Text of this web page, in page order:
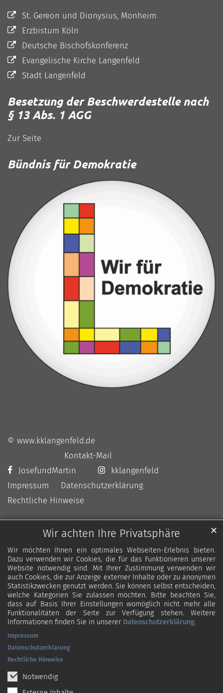
Wir achten Ihre Privatsphäre
Wir möchten Ihnen ein optimales Webseiten-Erlebnis bieten.
Dazu verwenden wir Cookies, die für das Funktionieren unserer
Website notwendig sind. Mit Ihrer Zustimmung verwenden wir
auch Cookies, die zur Anzeige externer Inhalte oder zu anonymen
Statistikzwecken genutzt werden. Sie können selbst entscheiden,
welche Kategorien Sie zulassen möchten. Bitte beachten Sie,
dass auf Basis Ihrer Einstellungen womöglich nicht mehr alle
Funktionalitäten der Seite zur Verfügung stehen. Weitere
Informationen finden Sie in unserer Datenschutzerklärung.
Notwendig
✕
Impressum
Datenschutzerklärung
Rechtliche Hinweise
St. Gereon und Dionysius, Monheim
Erzbistum Köln
Deutsche Bischofskonferenz
Evangelische Kirche Langenfeld
Stadt Langenfeld
Besetzung der Beschwerdestelle nach
§ 13 Abs. 1 AGG
Zur Seite
Bündnis für Demokratie
© www.kklangenfeld.de
Kontakt-Mail
JosefundMartin
kklangenfeld
Impressum
Datenschutzerklärung
Rechtliche Hinweise